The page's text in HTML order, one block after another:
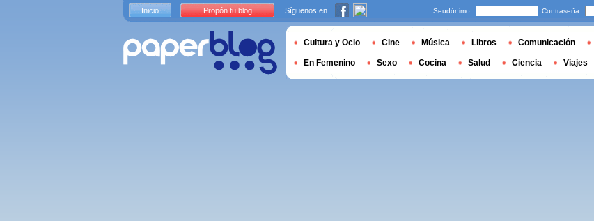
Inicio Propón tu blog Síguenos en Seudónimo Contraseña
Cultura y Ocio Cine Música Libros Comunicación
En Femenino Sexo Cocina Salud Ciencia Viajes